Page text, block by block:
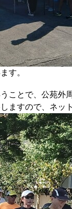
す。
ことで、公苑外
ますので、ネッ